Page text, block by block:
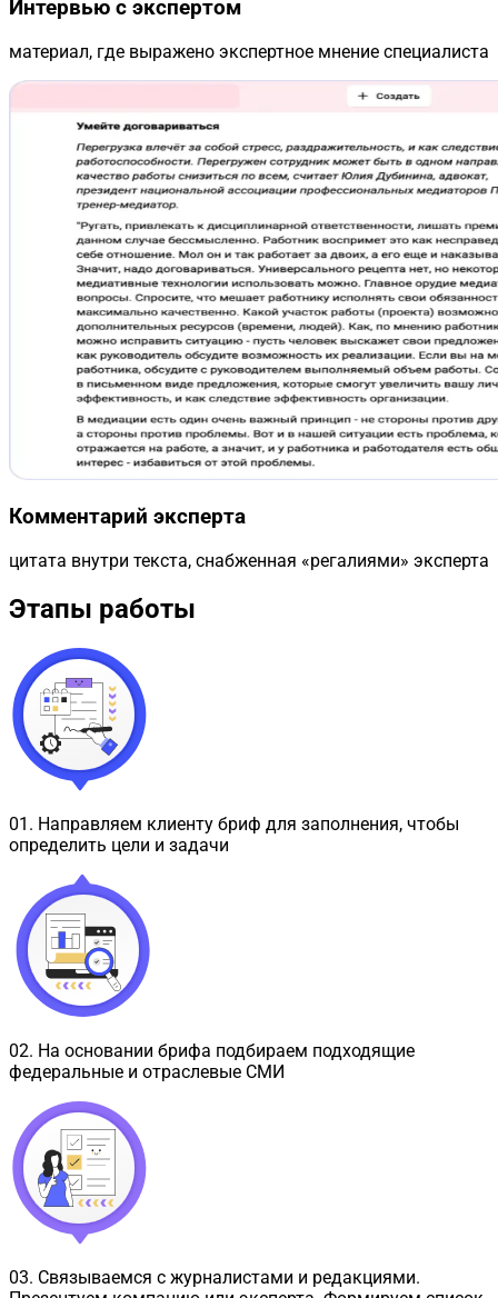
Интервью с экспертом
материал, где выражено экспертное мнение специалиста
Комментарий эксперта
цитата внутри текста, снабженная «регалиями» эксперта
Этапы работы
01 . Направляем клиенту бриф для заполнения, чтобы
определить цели и задачи
02. На основании брифа подбираем подходящие
федеральные и отраслевые СМИ
03. Связываемся с журналистами и редакциями.